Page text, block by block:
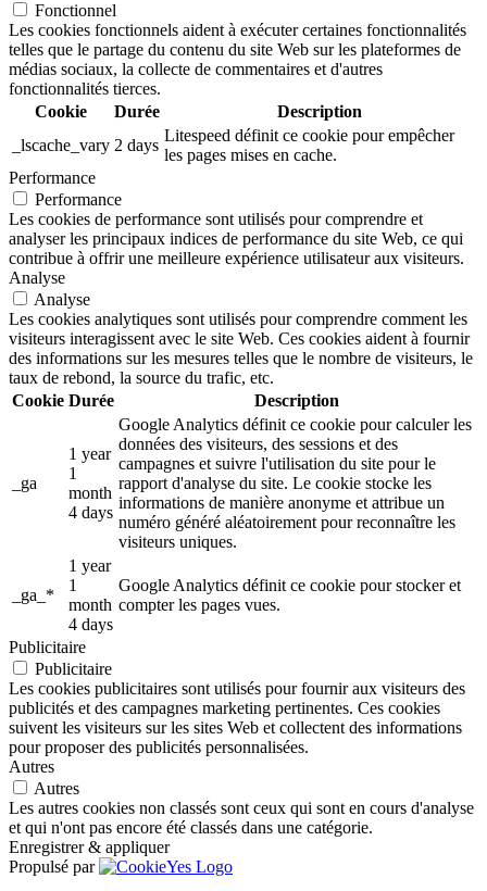
Fonctionnel
Les cookies fonctionnels aident à exécuter certaines fonctionnalités
telles que le partage du contenu du site Web sur les plateformes de
médias sociaux, la collecte de commentaires et d'autres
fonctionnalités tierces.
Cookie
Durée
Description
_lscache_vary 2 days
Litespeed définit ce cookie pour empêcher
les pages mises en cache.
Performance
Performance
Les cookies de performance sont utilisés pour comprendre et
analyser les principaux indices de performance du site Web, ce qui
contribue à offrir une meilleure expérience utilisateur aux visiteurs.
Analyse
Analyse
Les cookies analytiques sont utilisés pour comprendre comment les
visiteurs interagissent avec le site Web. Ces cookies aident à fournir
des informations sur les mesures telles que le nombre de visiteurs, le
taux de rebond, la source du trafic, etc.
Cookie Durée Description
_ga
1 year
1
month
4 days
Google Analytics définit ce cookie pour calculer les
données des visiteurs, des sessions et des
campagnes et suivre l'utilisation du site pour le
rapport d'analyse du site. Le cookie stocke les
informations de manière anonyme et attribue un
numéro généré aléatoirement pour reconnaître les
visiteurs uniques.
_ga_*
1 year
1
month
4 days
Google Analytics définit ce cookie pour stocker et
compter les pages vues.
Publicitaire
Publicitaire
Les cookies publicitaires sont utilisés pour fournir aux visiteurs des
publicités et des campagnes marketing pertinentes. Ces cookies
suivent les visiteurs sur les sites Web et collectent des informations
pour proposer des publicités personnalisées.
Autres
Autres
Les autres cookies non classés sont ceux qui sont en cours d'analyse
et qui n'ont pas encore été classés dans une catégorie.
Enregistrer & appliquer
Propulsé par